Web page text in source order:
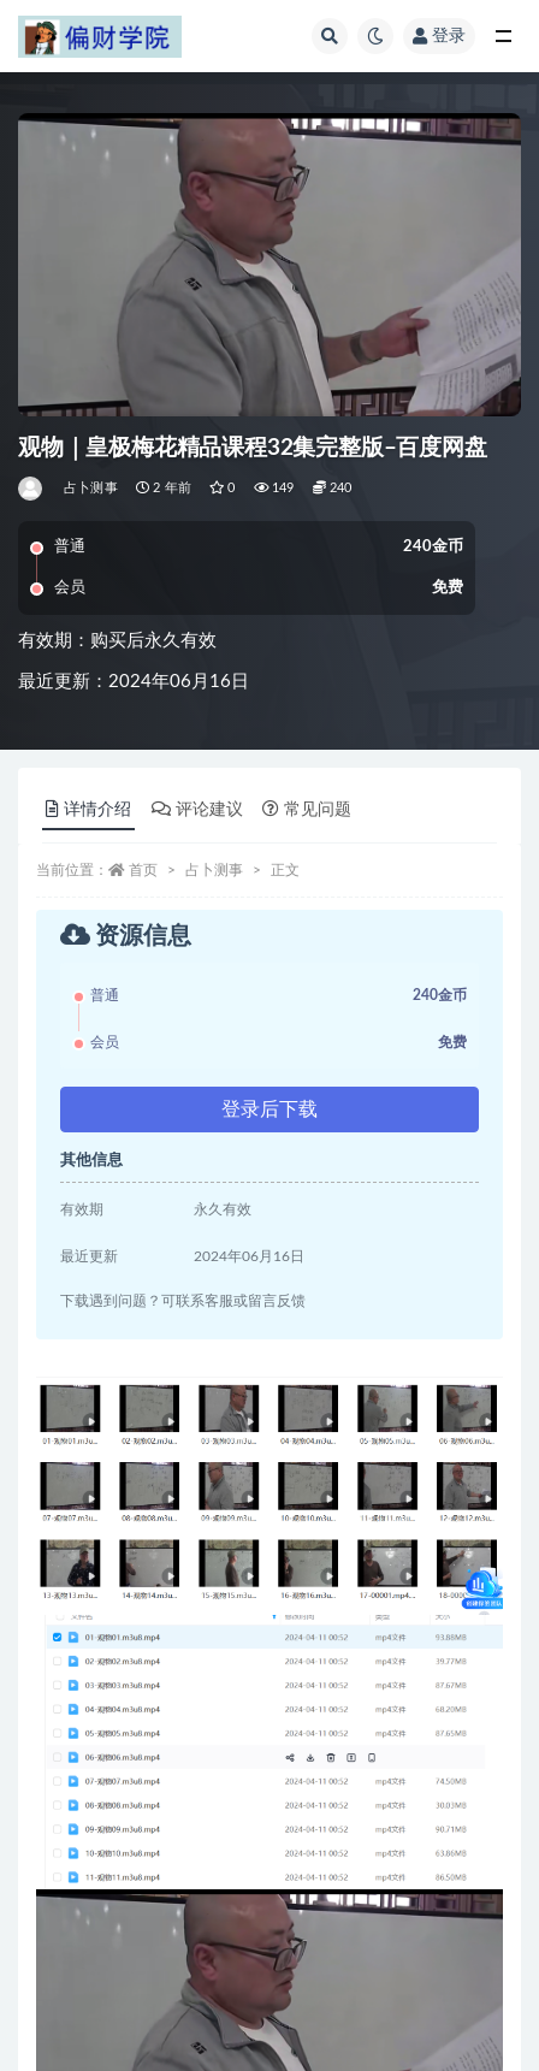
登录
观物｜皇极梅花精品课程32集完整版–百度网盘
占卜测事 2 年前 0 149 240
普通 240金币
会员 免费
有效期：购买后永久有效
最近更新：2024年06月16日
详情介绍 评论建议 常见问题
当前位置： 首页 占卜测事 正文
资源信息
普通 240金币
会员 免费
登录后下载
其他信息
有效期 永久有效
最近更新 2024年06月16日
下载遇到问题？可联系客服或留言反馈